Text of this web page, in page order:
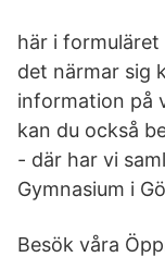
här i formuläret
det närmar sig
information på
kan du också
- där har vi
Gymnasium i
Besök våra